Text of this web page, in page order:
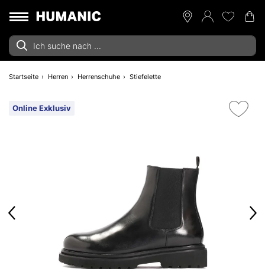
Startseite Herren Herrenschuhe Stiefelette
Online Exklusiv